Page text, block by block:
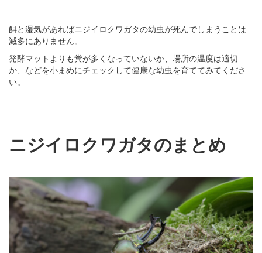
餌と湿気があればニジイロクワガタの幼虫が死んでしまうことは
滅多にありません。
発酵マットよりも糞が多くなっていないか、場所の温度は適切
か、などを小まめにチェックして健康な幼虫を育ててみてくださ
い。
ニジイロクワガタのまとめ